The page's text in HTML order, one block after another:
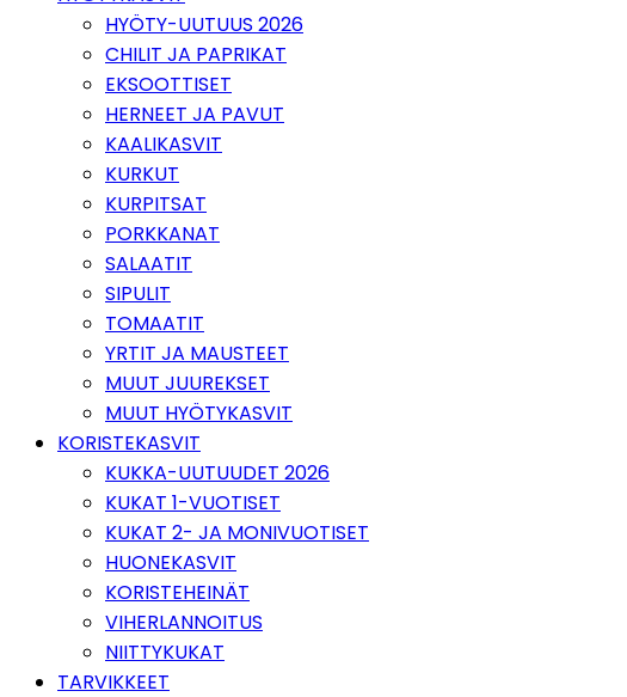
HYÖTY-UUTUUS 2026
CHILIT JA PAPRIKAT
EKSOOTTISET
HERNEET JA PAVUT
KAALIKASVIT
KURKUT
KURPITSAT
PORKKANAT
SALAATIT
SIPULIT
TOMAATIT
YRTIT JA MAUSTEET
MUUT JUUREKSET
MUUT HYÖTYKASVIT
KORISTEKASVIT
KUKKA-UUTUUDET 2026
KUKAT 1-VUOTISET
KUKAT 2- JA MONIVUOTISET
HUONEKASVIT
KORISTEHEINÄT
VIHERLANNOITUS
NIITTYKUKAT
TARVIKKEET